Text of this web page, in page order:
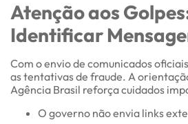
Atenção aos
Identificar
Com o envio de comunicados
as tentativas de fraude. A
Agência Brasil reforça cuidados
O governo não envia links